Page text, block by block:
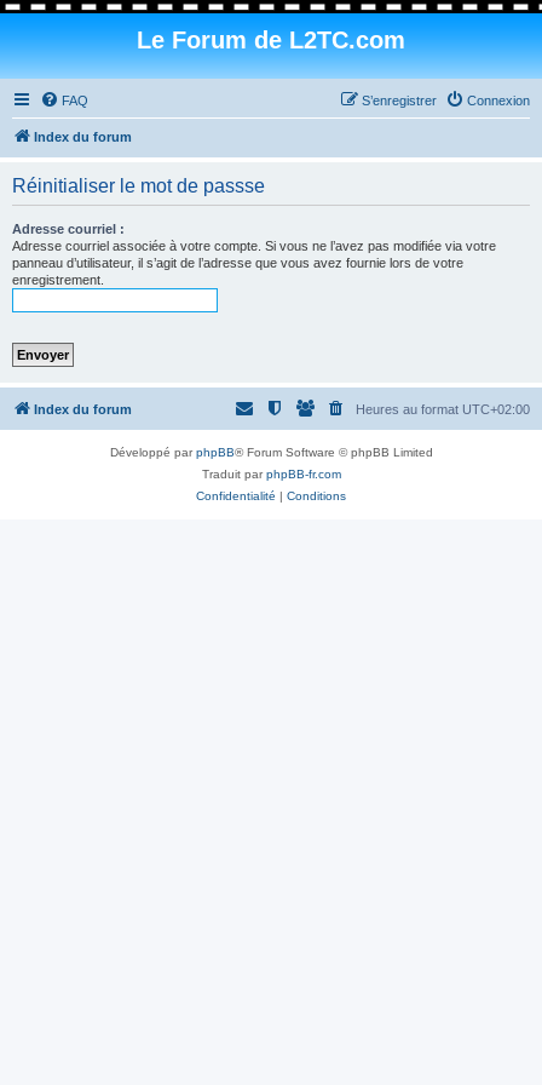
Le Forum de L2TC.com
FAQ Connexion
S’enregistrer
Index du forum
Réinitialiser le mot de passse
Adresse courriel :
Adresse courriel associée à votre compte. Si vous ne l’avez pas modifiée via votre
panneau d’utilisateur, il s’agit de l’adresse que vous avez fournie lors de votre
enregistrement.
Index du forum Heures au format UTC+02:00
Développé parphpBB® Forum Software © phpBB Limited
Traduit parphpBB-fr.com
Confidentialité | Conditions